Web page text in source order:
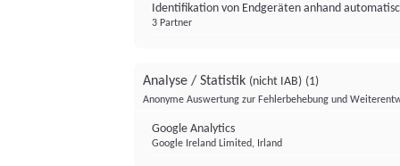
Identifikation von Endgeräten anhand
3 Partner
Analyse / Statistik (nicht IAB) (1)
Anonyme Auswertung zur Fehlerbehebung und
Google Analytics
Google Ireland Limited, Irland